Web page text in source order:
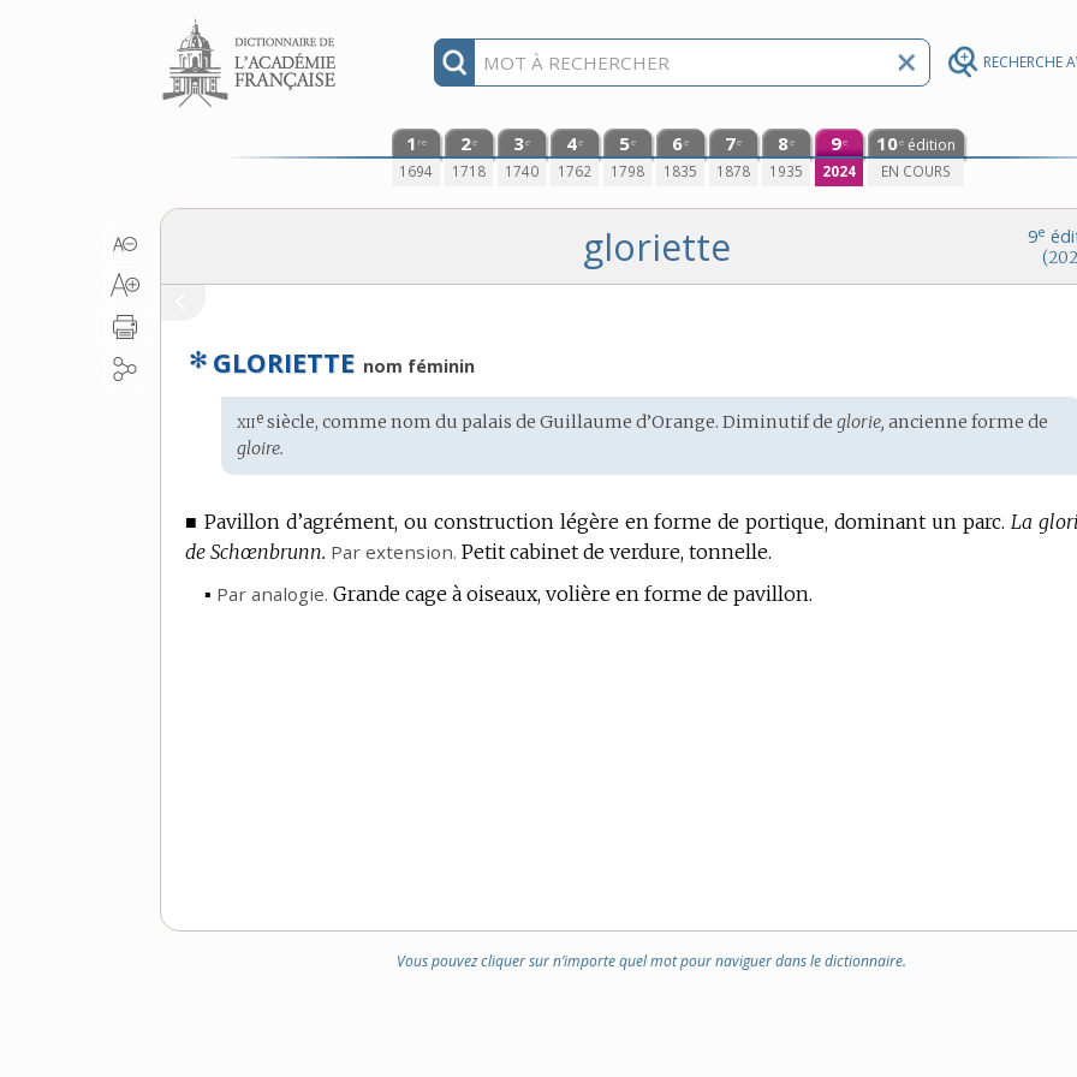
RECHERCHE
Aller au contenu
1 re
1694
2e
1718
3e
1740
4e
1762
5e
1798
6e
1835
7e
1878
8e
1935
9e
2024
10e édition
EN COURS
9e
gloriette
✻ GLORIETTE nom féminin
Étymologie
:
xiie siècle, comme nom du palais de Guillaume d’Orange. Diminutif deglorie, ancienne forme de
gloire.
■ Pavillon d’agrément, ou construction légère en forme de portique, dominant un parc. La
de Schœnbrunn. Par extension. Petit cabinet de verdure, tonnelle.
▪ Par analogie. Grande cage à oiseaux, volière en forme de pavillon.
Vous pouvez cliquer sur n’importe quel mot pour naviguer dans le dictionnaire.